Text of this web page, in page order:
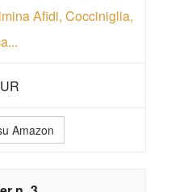
Afidi, Cocciniglia,
Amazon